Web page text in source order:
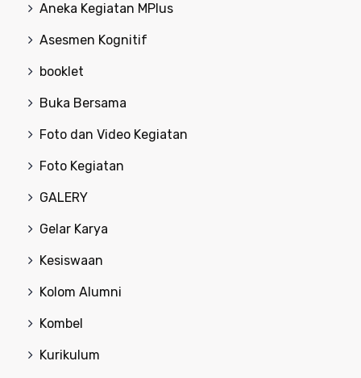
Aneka Kegiatan MPlus
Asesmen Kognitif
booklet
Buka Bersama
Foto dan Video Kegiatan
Foto Kegiatan
GALERY
Gelar Karya
Kesiswaan
Kolom Alumni
Kombel
Kurikulum